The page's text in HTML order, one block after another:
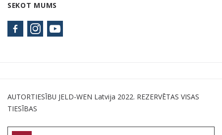
SEKOT MUMS
AUTORTIESĪBU JELD-WEN Latvija 2022. REZERVĒTAS VISAS
TIESĪBAS